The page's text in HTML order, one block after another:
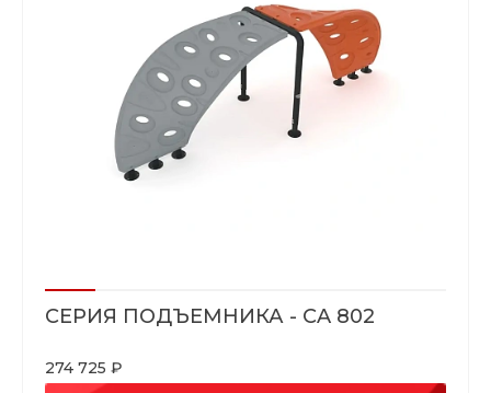
СЕРИЯ ПОДЪЕМНИКА - CA 802
274 725 ₽